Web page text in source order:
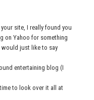
site, I really found you
on Yahoo for something
would just like to say
entertaining blog (I
to look over it all at